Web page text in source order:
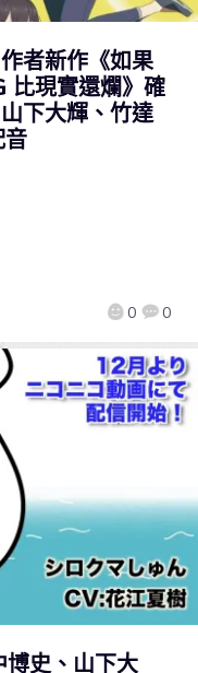
者新作《如果
比現實還爛》確
下大輝、竹達
音
0 0
博史、山下大